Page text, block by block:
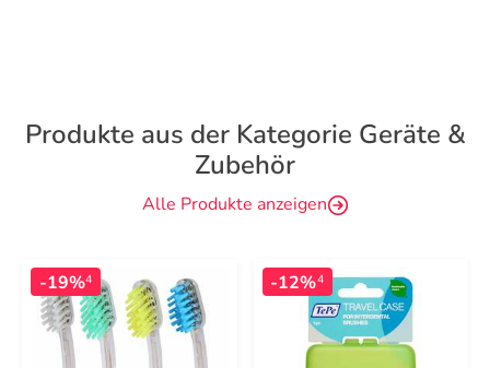
Produkte aus der Kategorie Geräte &
Zubehör
Alle Produkte anzeigen
-19%4 -12%4